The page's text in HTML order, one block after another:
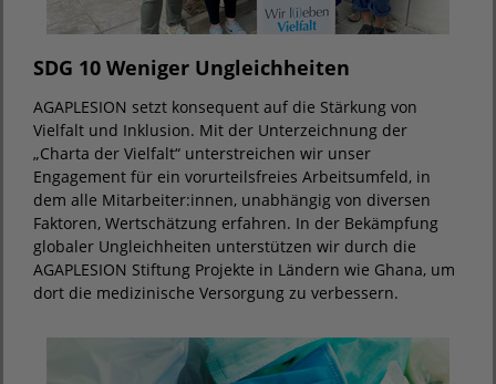
SDG 10 Weniger Ungleichheiten
AGAPLESION setzt konsequent auf die Stärkung von
Vielfalt und Inklusion. Mit der Unterzeichnung der
„Charta der Vielfalt“ unterstreichen wir unser
Engagement für ein vorurteilsfreies Arbeitsumfeld, in
dem alle Mitarbeiter:innen, unabhängig von diversen
Faktoren, Wertschätzung erfahren. In der Bekämpfung
globaler Ungleichheiten unterstützen wir durch die
AGAPLESION Stiftung Projekte in Ländern wie Ghana, um
dort die medizinische Versorgung zu verbessern.